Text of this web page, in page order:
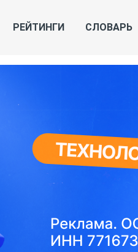
РЕЙТИНГИ СЛОВАРЬ